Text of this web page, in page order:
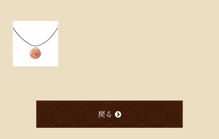
戻る